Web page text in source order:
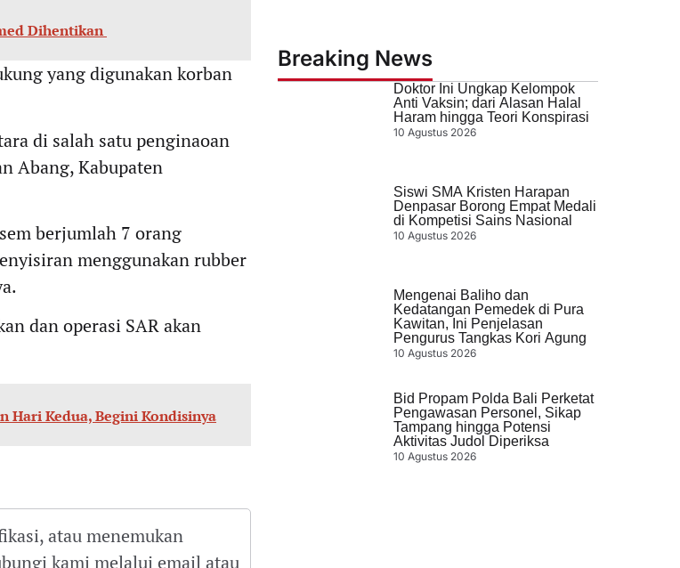
Dihentikan
yang digunakan korban
di salah satu penginaoan
Abang, Kabupaten
berjumlah 7 orang
menggunakan rubber
dan operasi SAR akan
Hari Kedua, Begini Kondisinya
atau menemukan
kami melalui email atau
Breaking News
Doktor Ini Ungkap Kelompok
Anti Vaksin; dari Alasan Halal
Haram hingga Teori Konspirasi
10 Agustus 2026
Siswi SMA Kristen Harapan
Denpasar Borong Empat Medali
di Kompetisi Sains Nasional
10 Agustus 2026
Mengenai Baliho dan
Kedatangan Pemedek di Pura
Kawitan, Ini Penjelasan
Pengurus Tangkas Kori Agung
10 Agustus 2026
Bid Propam Polda Bali Perketat
Pengawasan Personel, Sikap
Tampang hingga Potensi
Aktivitas Judol Diperiksa
10 Agustus 2026